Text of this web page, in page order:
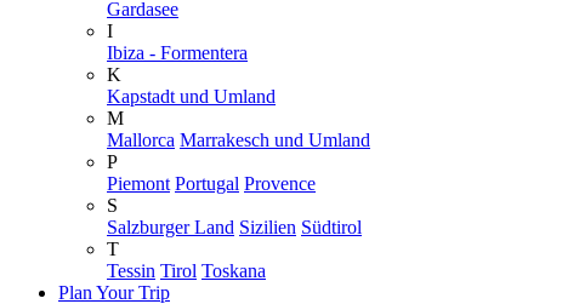
Gardasee
I
Ibiza - Formentera
K
Kapstadt und Umland
M
Mallorca Marrakesch und Umland
P
Piemont Portugal Provence
S
Salzburger Land Sizilien Südtirol
T
Tessin Tirol Toskana
Plan Your Trip